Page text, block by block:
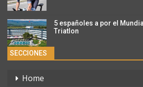
5 españoles a por el
Triatlon
SECCIONES
Home